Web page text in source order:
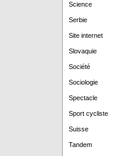
Science
Serbie
Site internet
Slovaquie
Société
Sociologie
Spectacle
Sport cycliste
Suisse
Tandem